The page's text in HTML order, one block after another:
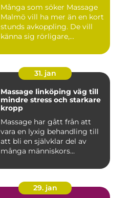
Många som söker Massage
Malmö vill ha mer än en kort
stunds avkoppling. De vill
känna sig rörligare,...
31. jan
Massage linköping väg till
mindre stress och starkare
kropp
Massage har gått från att
vara en lyxig behandling till
att bli en självklar del av
många människors...
29. jan